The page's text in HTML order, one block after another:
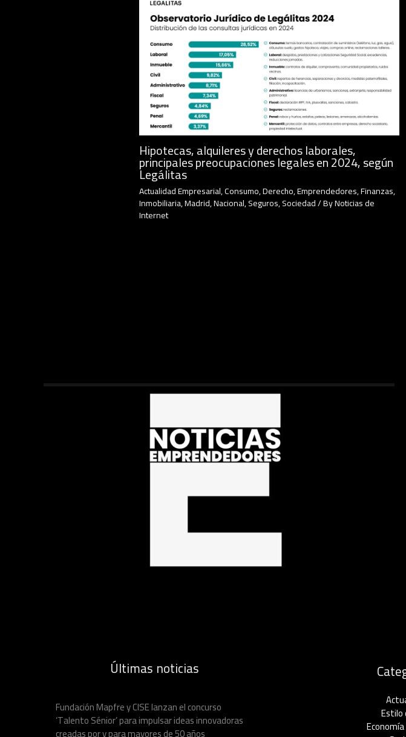
Hipotecas, alquileres y derechos laborales,
principales preocupaciones legales en 2024, según
Legálitas
Actualidad Empresarial,Consumo,Derecho,Emprendedores,Finanzas,
Inmobiliaria,Madrid,Nacional,Seguros,Sociedad/ ByNoticias de
Internet
Últimas noticias
Fundación Mapfre y CISE lanzan el concurso
‘Talento Sénior’ para impulsar ideas innovadoras
creadas por y para mayores de 50 años
Estilo